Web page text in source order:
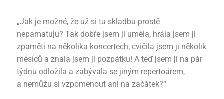
„Jak je možné, že už si tu skladbu prostě
nepamatuju? Tak dobře jsem ji uměla, hrála jsem ji
zpaměti na několika koncertech, cvičila jsem ji několik
měsíců a znala jsem ji pozpátku! A teď jsem ji na pár
týdnů odložila a zabývala se jiným repertoárem,
a nemůžu si vzpomenout ani na začátek?“